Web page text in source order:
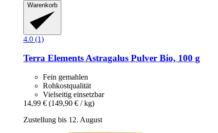
Warenkorb
4.0 (1)
Terra Elements Astragalus Pulver Bio, 100 g
Fein gemahlen
Rohkostqualität
Vielseitig einsetzbar
14,99 € (149,90 € / kg)
Zustellung bis 12. August